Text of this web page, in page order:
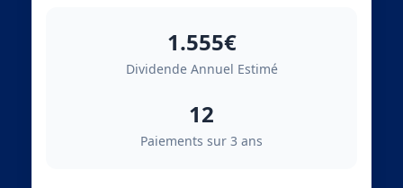
1.555€
Dividende Annuel Estimé
12
Paiements sur 3 ans